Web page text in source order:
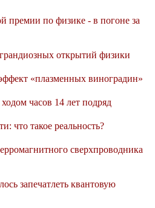
премии по физике - в погоне за
открытий физики
«плазменных виноградин»
часов 14 лет подряд
что такое реальность?
сверхпроводника
запечатлеть квантовую